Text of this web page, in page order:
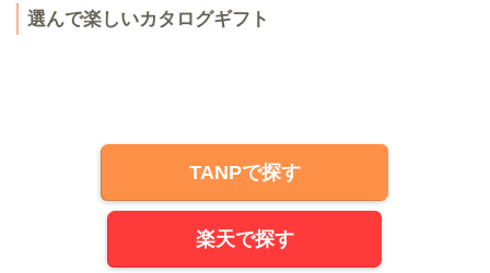
選んで楽しいカタログギフト
TANPで探す
楽天で探す